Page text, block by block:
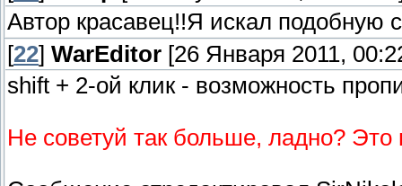
Автор красавец!!Я искал подобную
[22] WarEditor [26 Января 2011,
shift + 2-ой клик - возможность
Не советуй так больше, ладно? Это